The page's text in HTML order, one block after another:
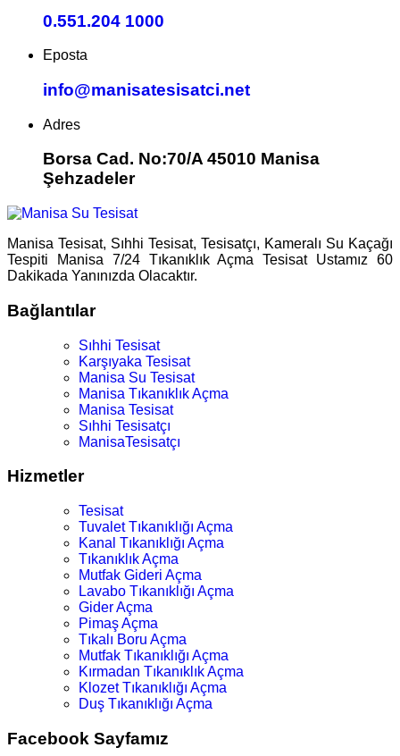
0.551.204 1000
Eposta
info@manisatesisatci.net
Adres
Borsa Cad. No:70/A 45010 Manisa
Şehzadeler
Manisa Tesisat, Sıhhi Tesisat, Tesisatçı, Kameralı Su Kaçağı
Tespiti Manisa 7/24 Tıkanıklık Açma Tesisat Ustamız 60
Dakikada Yanınızda Olacaktır.
Bağlantılar
Sıhhi Tesisat
Karşıyaka Tesisat
Manisa Su Tesisat
Manisa Tıkanıklık Açma
Manisa Tesisat
Sıhhi Tesisatçı
ManisaTesisatçı
Hizmetler
Tesisat
Tuvalet Tıkanıklığı Açma
Kanal Tıkanıklığı Açma
Tıkanıklık Açma
Mutfak Gideri Açma
Lavabo Tıkanıklığı Açma
Gider Açma
Pimaş Açma
Tıkalı Boru Açma
Mutfak Tıkanıklığı Açma
Kırmadan Tıkanıklık Açma
Klozet Tıkanıklığı Açma
Duş Tıkanıklığı Açma
Facebook Sayfamız